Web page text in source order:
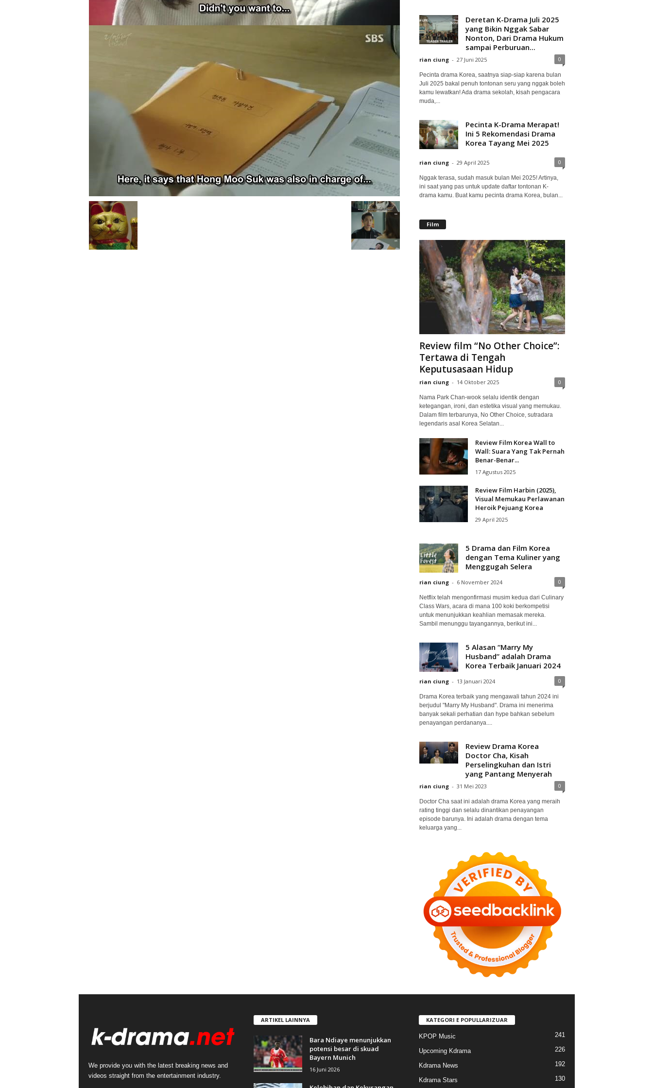
Deretan K-Drama Juli 2025
yang Bikin Nggak Sabar
Nonton, Dari Drama Hukum
sampai Perburuan...
rian ciung - 27 Juni 2025 0
Pecinta drama Korea, saatnya siap-siap karena bulan
Juli 2025 bakal penuh tontonan seru yang nggak boleh
kamu lewatkan! Ada drama sekolah, kisah pengacara
muda,...
Pecinta K-Drama Merapat!
Ini 5 Rekomendasi Drama
Korea Tayang Mei 2025
rian ciung - 29 April 2025 0
Nggak terasa, sudah masuk bulan Mei 2025! Artinya,
ini saat yang pas untuk update daftar tontonan K-
drama kamu. Buat kamu pecinta drama Korea, bulan...
Film
Review film “No Other Choice”:
Tertawa di Tengah
Keputusasaan Hidup
rian ciung - 14 Oktober 2025 0
Nama Park Chan-wook selalu identik dengan
ketegangan, ironi, dan estetika visual yang memukau.
Dalam film terbarunya, No Other Choice, sutradara
legendaris asal Korea Selatan...
Review Film Korea Wall to
Wall: Suara Yang Tak Pernah
Benar-Benar...
17 Agustus 2025
Review Film Harbin (2025),
Visual Memukau Perlawanan
Heroik Pejuang Korea
29 April 2025
5 Drama dan Film Korea
dengan Tema Kuliner yang
Menggugah Selera
rian ciung - 6 November 2024 0
Netflix telah mengonfirmasi musim kedua dari Culinary
Class Wars, acara di mana 100 koki berkompetisi
untuk menunjukkan keahlian memasak mereka.
Sambil menunggu tayangannya, berikut ini...
5 Alasan “Marry My
Husband” adalah Drama
Korea Terbaik Januari 2024
rian ciung - 13 Januari 2024 0
Drama Korea terbaik yang mengawali tahun 2024 ini
berjudul "Marry My Husband". Drama ini menerima
banyak sekali perhatian dan hype bahkan sebelum
penayangan perdananya....
Review Drama Korea
Doctor Cha, Kisah
Perselingkuhan dan Istri
yang Pantang Menyerah
rian ciung - 31 Mei 2023 0
Doctor Cha saat ini adalah drama Korea yang meraih
rating tinggi dan selalu dinantikan penayangan
episode barunya. Ini adalah drama dengan tema
keluarga yang...
We provide you with the latest breaking news and
videos straight from the entertainment industry.
ARTIKEL LAINNYA
Bara Ndiaye menunjukkan
potensi besar di skuad
Bayern Munich
16 Juni 2026
KATEGORI E POPULLARIZUAR
KPOP Music 241
Upcoming Kdrama 226
Kdrama News 192
Kdrama Stars 130